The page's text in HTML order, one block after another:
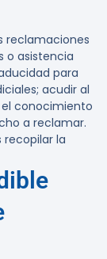
reclamaciones
o asistencia
para
acudir al
conocimiento
a reclamar.
la